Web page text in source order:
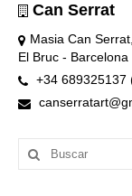
Can Serrat
Masia Can
El Bruc -
+34 689325137
Buscar
por: